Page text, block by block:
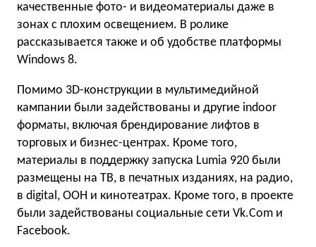
качественные фото- и видеоматериалы даже в
зонах с плохим освещением. В ролике
рассказывается также и об удобстве платформы
Windows 8.
Помимо 3D-конструкции в мультимедийной
кампании были задействованы и другие indoor
форматы, включая брендирование лифтов в
торговых и бизнес-центрах. Кроме того,
материалы в поддержку запуска Lumia 920 были
размещены на ТВ, в печатных изданиях, на радио,
в digital, OOH и кинотеатрах. Кроме того, в проекте
были задействованы социальные сети Vk.Com и
Facebook.